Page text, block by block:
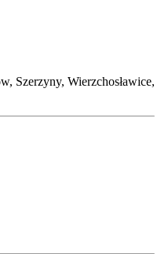
Szerzyny, Wierzchosławice,